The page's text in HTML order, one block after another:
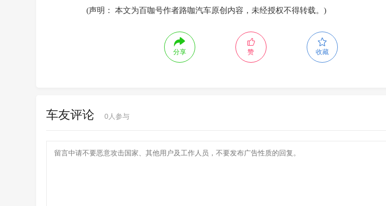
(声明： 本文为百咖号作者路咖汽车原创内容，未经授权不得转载。)
分享 赞 收藏
车友评论 0 人参与